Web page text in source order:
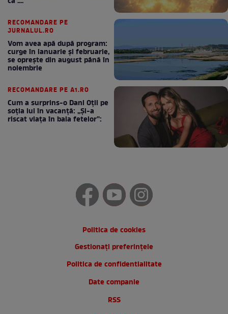
RECOMANDARE PE
JURNALUL.RO
Vom avea apă după program:
curge în ianuarie și februarie,
se oprește din august până în
noiembrie
RECOMANDARE PE A1.RO
Cum a surprins-o Dani Oțil pe
soția lui în vacanță: „Și-a
riscat viața în baia fetelor”:
Politica de cookies
Gestionați preferințele
Politica de confidentialitate
Date companie
RSS